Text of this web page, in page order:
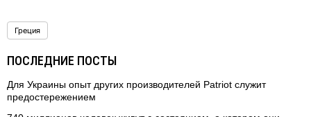
Греция
ПОСЛЕДНИЕ ПОСТЫ
Для Украины опыт других производителей Patriot служит
предостережением